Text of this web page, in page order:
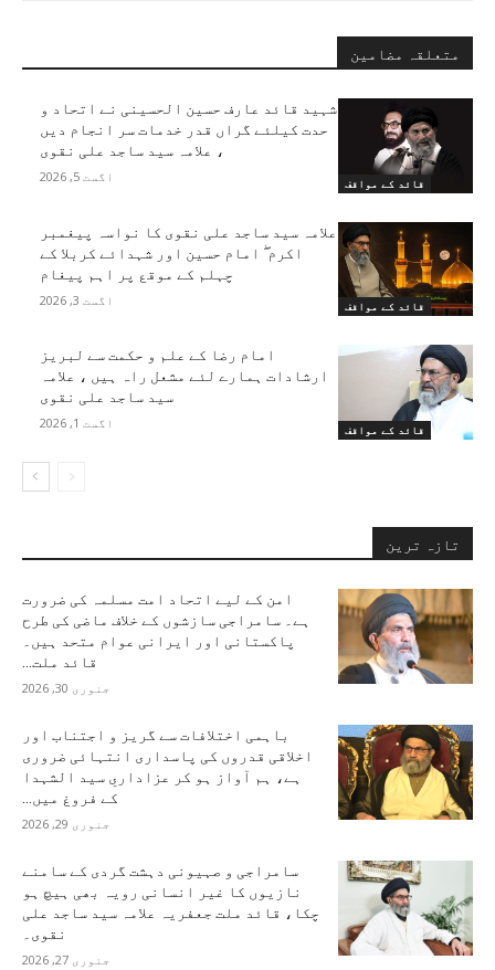
متعلقہ مضامین
قائد کے مواقف
شہید قائد عارف حسین الحسینی نے اتحاد و
حدت کیلئے گراں قدر خدمات سر انجام دیں
، علامہ سید ساجد علی نقوی
اگست 5, 2026
قائد کے مواقف
علامہ سید ساجد علی نقوی کا نواسہ پیغمبر
اکرم ۖ امام حسین اور شہدائے کربلا کے
چہلم کے موقع پر اہم پیغام
اگست 3, 2026
قائد کے مواقف
امام رضا کے علم و حکمت سے لبریز
ارشادات ہمارے لئے مشعل راہ ہیں ، علامہ
سید ساجد علی نقوی
اگست 1, 2026
تازہ ترین
امن کے لیے اتحاد امت مسلمہ کی ضرورت
ہے۔ سامراجی سازشوں کے خلاف ماضی کی طرح
پاکستانی اور ایرانی عوام متحد ہیں۔
قائد ملت...
جنوری 30, 2026
باہمی اختلافات سے گریز و اجتناب اور
اخلاقی قدروں کی پاسداری انتہائی ضروری
ہے، ہم آواز ہو کر عزاداریِ سید الشہدا
کے فروغ میں...
جنوری 29, 2026
سامراجی و صہیونی دہشت گردی کے سامنے
نازیوں کا غیر انسانی رویہ بھی ہیچ ہو
چکا، قائد ملت جعفریہ علامہ سید ساجد علی
نقوی۔
جنوری 27, 2026